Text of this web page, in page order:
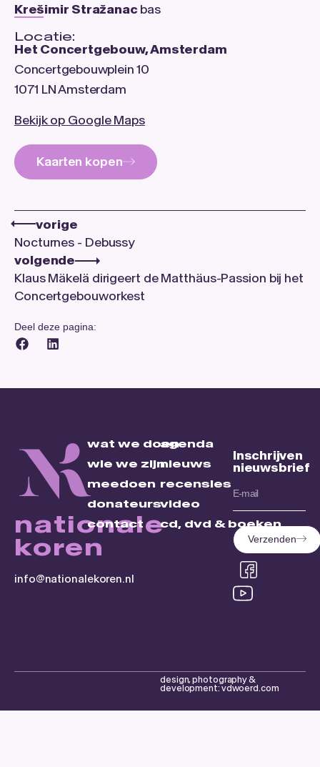
Krešimir Stražanac bas
Locatie:
Het Concertgebouw, Amsterdam
Concertgebouwplein 10
1071 LN Amsterdam
Bekijk op Google Maps
Kaarten kopen
vorige
Nocturnes - Debussy
volgende
Klaus Mäkelä dirigeert de Matthäus-Passion bij het
Concertgebouworkest
Deel deze pagina:
nationale
koren
info@nationalekoren.nl
wat we doen
wie we zijn
meedoen
donateurs
contact
agenda
nieuws
recensies
video
cd, dvd & boeken
Inschrijven
nieuwsbrief
Verzenden
design, photography &
development: vdwoerd.com